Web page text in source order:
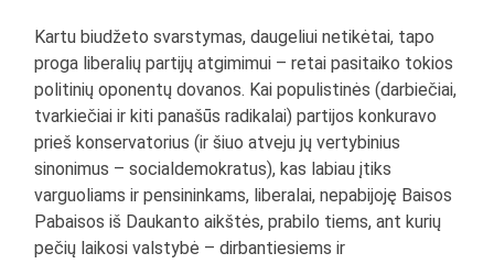
Kartu biudžeto svarstymas, daugeliui netikėtai, tapo
proga liberalių partijų atgimimui – retai pasitaiko tokios
politinių oponentų dovanos. Kai populistinės (darbiečiai,
tvarkiečiai ir kiti panašūs radikalai) partijos konkuravo
prieš konservatorius (ir šiuo atveju jų vertybinius
sinonimus – socialdemokratus), kas labiau įtiks
varguoliams ir pensininkams, liberalai, nepabijoję Baisos
Pabaisos iš Daukanto aikštės, prabilo tiems, ant kurių
pečių laikosi valstybė – dirbantiesiems ir